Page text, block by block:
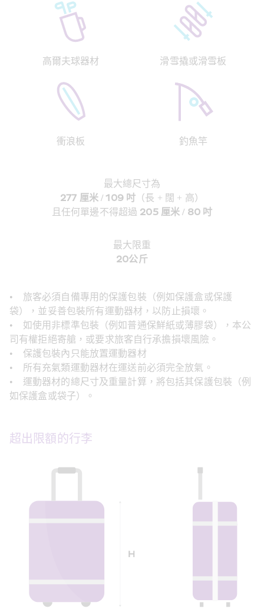
高爾夫球器材 滑雪撬或滑雪板
衝浪板 釣魚竿
最大總尺寸為
277 厘米 / 109 吋 （長 + 闊 + 高）
且任何單邊不得超過 205 厘米 / 80 吋
最大限重
20公斤
•    旅客必須自備專用的保護包裝（例如保護盒或保護
袋），並妥善包裝所有運動器材，以防止損壞。
•    如使用非標準包裝（例如普通保鮮紙或薄膠袋），本公
司有權拒絕寄艙，或要求旅客自行承擔損壞風險。
•    保護包裝內只能放置運動器材
•    所有充氣類運動器材在運送前必須完全放氣。
•    運動器材的總尺寸及重量計算，將包括其保護包裝（例
如保護盒或袋子）。
超出限額的行李